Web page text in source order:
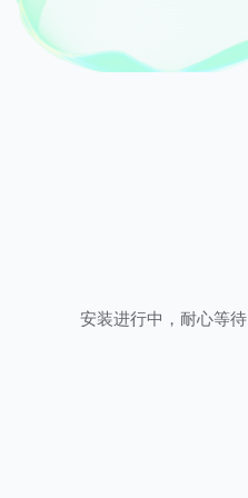
安装进行中，耐心等待